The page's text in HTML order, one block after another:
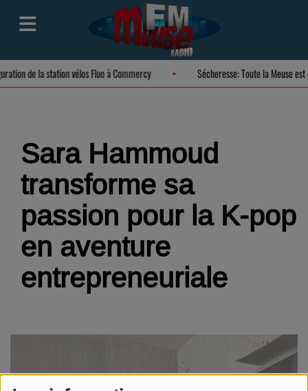
de la station vélos Fluo à Commercy Sécheresse: Toute la Meuse
Sara Hammoud
transforme sa
passion pour la K-pop
en aventure
entrepreneuriale